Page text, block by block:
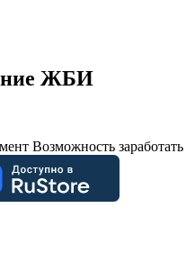
ЖБИ
Возможность заработать